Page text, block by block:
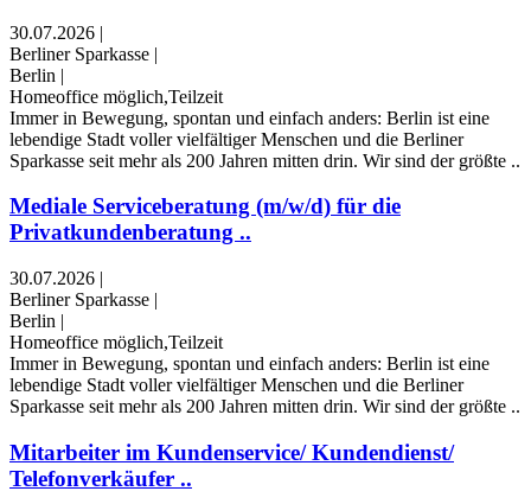
30.07.2026 |
Berliner Sparkasse |
Berlin |
Homeoffice möglich,Teilzeit
Immer in Bewegung, spontan und einfach anders: Berlin ist eine
lebendige Stadt voller vielfältiger Menschen und die Berliner
Sparkasse seit mehr als 200 Jahren mitten drin. Wir sind der größte ..
Mediale Serviceberatung (m/w/d) für die
Privatkundenberatung ..
30.07.2026 |
Berliner Sparkasse |
Berlin |
Homeoffice möglich,Teilzeit
Immer in Bewegung, spontan und einfach anders: Berlin ist eine
lebendige Stadt voller vielfältiger Menschen und die Berliner
Sparkasse seit mehr als 200 Jahren mitten drin. Wir sind der größte ..
Mitarbeiter im Kundenservice/ Kundendienst/
Telefonverkäufer ..